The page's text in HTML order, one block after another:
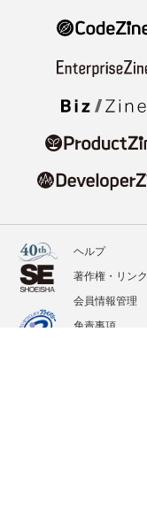
ヘルプ
著作権・リンク
会員情報管理
免責事項